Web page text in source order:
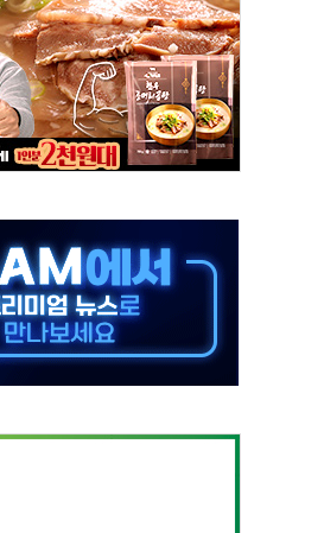
가동
폐
전원 구조
우 관측
경보 발효
도 38도 넘으면 중단